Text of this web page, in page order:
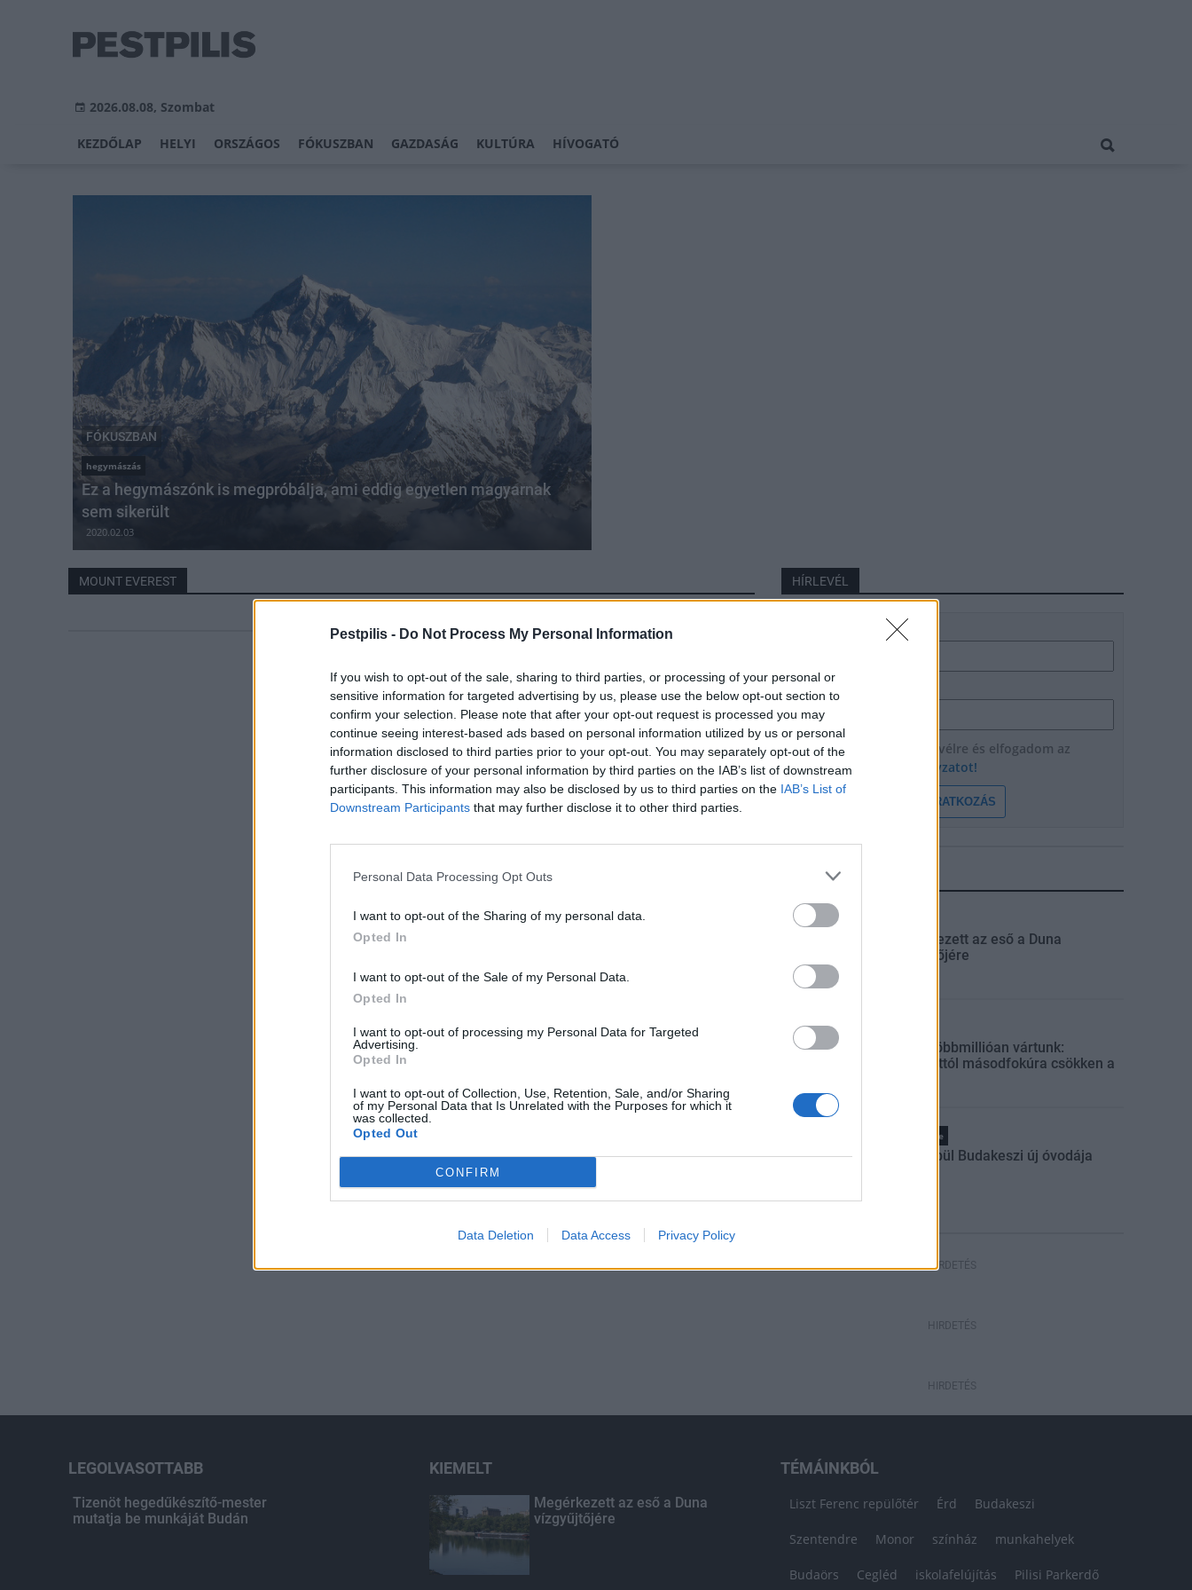
Pestpilis - Do Not Process My Personal Information
If you wish to opt-out of the sale, sharing to third parties, or processing of your personal or
sensitive information for targeted advertising by us, please use the below opt-out section to
confirm your selection. Please note that after your opt-out request is processed you may
continue seeing interest-based ads based on personal information utilized by us or personal
information disclosed to third parties prior to your opt-out. You may separately opt-out of the
further disclosure of your personal information by third parties on the IAB’s list of downstream
participants. This information may also be disclosed by us to third parties on the IAB’s List of
Downstream Participants that may further disclose it to other third parties.
Personal Data Processing Opt Outs
I want to opt-out of the Sharing of my personal data.
Opted In
I want to opt-out of the Sale of my Personal Data.
Opted In
I want to opt-out of processing my Personal Data for Targeted
Advertising.
Opted In
I want to opt-out of Collection, Use, Retention, Sale, and/or Sharing
of my Personal Data that Is Unrelated with the Purposes for which it
was collected.
Opted Out
CONFIRM
Data Deletion Data Access Privacy Policy
2026.08.08, Szombat
KEZDŐLAP HELYI ORSZÁGOS FÓKUSZBAN GAZDASÁG KULTÚRA HÍVOGATÓ
FÓKUSZBAN
hegymászás
Ez a hegymászónk is megpróbálja, ami eddig egyetlen magyarnak
sem sikerült
2020.02.03
MOUNT EVEREST HÍRLEVÉL
E-mail cím
Feliratkozom a hírlevélre és elfogadom az
adatvédelmi szabályzatot!
FELIRATKOZÁS
LEGFRISSEBB
Megérkezett az eső a Duna
vízgyűjtőjére
Amire többmillióan vártunk:
szombattól másodfokúra csökken a
Pest megye
Fából épül Budakeszi új óvodája
HIRDETÉS
HIRDETÉS
HIRDETÉS
LEGOLVASOTTABB
Tizenöt hegedűkészítő-mester
mutatja be munkáját Budán
KIEMELT
Megérkezett az eső a Duna
vízgyűjtőjére
TÉMÁINKBÓL
Liszt Ferenc repülőtér Érd Budakeszi
Szentendre Monor színház munkahelyek
Budaörs Cegléd iskolafelújítás Pilisi Parkerdő